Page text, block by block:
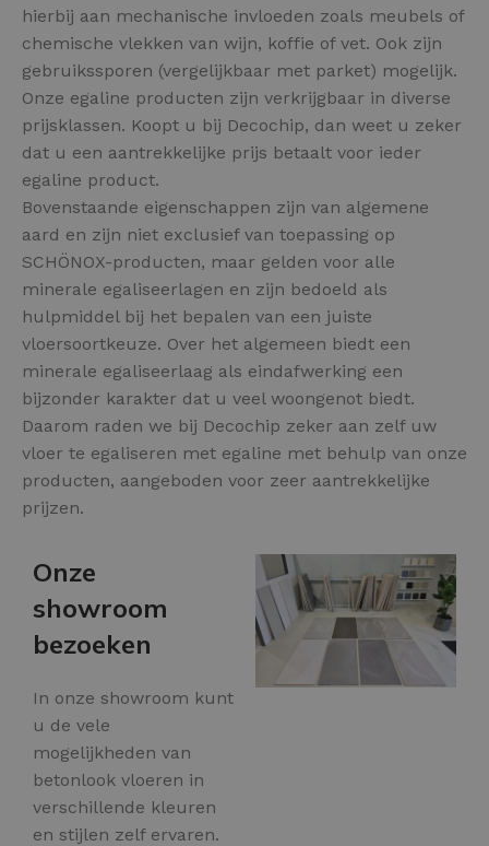
hierbij aan mechanische invloeden zoals meubels of
chemische vlekken van wijn, koffie of vet. Ook zijn
gebruikssporen (vergelijkbaar met parket) mogelijk.
Onze egaline producten zijn verkrijgbaar in diverse
prijsklassen. Koopt u bij Decochip, dan weet u zeker
dat u een aantrekkelijke prijs betaalt voor ieder
egaline product.
Bovenstaande eigenschappen zijn van algemene
aard en zijn niet exclusief van toepassing op
SCHÖNOX-producten, maar gelden voor alle
minerale egaliseerlagen en zijn bedoeld als
hulpmiddel bij het bepalen van een juiste
vloersoortkeuze. Over het algemeen biedt een
minerale egaliseerlaag als eindafwerking een
bijzonder karakter dat u veel woongenot biedt.
Daarom raden we bij Decochip zeker aan zelf uw
vloer te egaliseren met egaline met behulp van onze
producten, aangeboden voor zeer aantrekkelijke
prijzen.
Onze
showroom
bezoeken
In onze showroom kunt
u de vele
mogelijkheden van
betonlook vloeren in
verschillende kleuren
en stijlen zelf ervaren.